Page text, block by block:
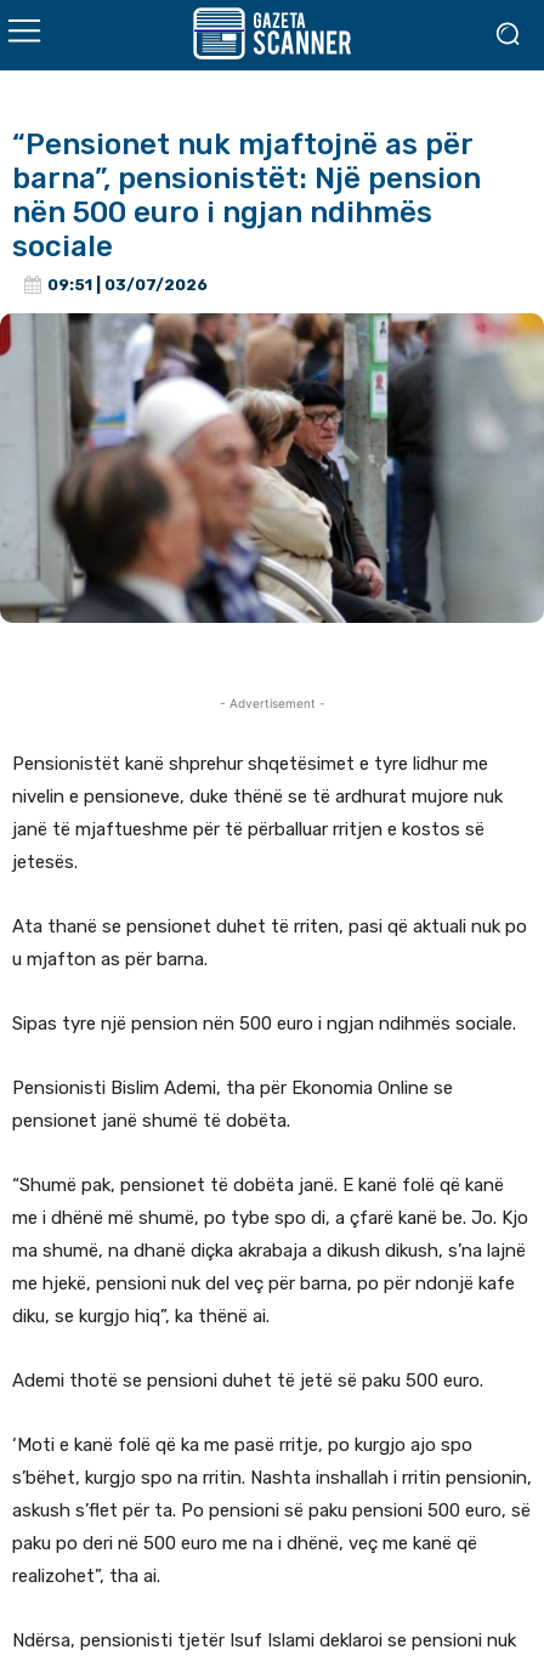
“Pensionet nuk mjaftojnë as për
barna”, pensionistët: Një pension
nën 500 euro i ngjan ndihmës
sociale
09:51 | 03/07/2026
- Advertisement -
Pensionistët kanë shprehur shqetësimet e tyre lidhur me
nivelin e pensioneve, duke thënë se të ardhurat mujore nuk
janë të mjaftueshme për të përballuar rritjen e kostos së
jetesës.
Ata thanë se pensionet duhet të rriten, pasi që aktuali nuk po
u mjafton as për barna.
Sipas tyre një pension nën 500 euro i ngjan ndihmës sociale.
Pensionisti Bislim Ademi, tha për Ekonomia Online se
pensionet janë shumë të dobëta.
“Shumë pak, pensionet të dobëta janë. E kanë folë që kanë
me i dhënë më shumë, po tybe spo di, a çfarë kanë be. Jo. Kjo
ma shumë, na dhanë diçka akrabaja a dikush dikush, s’na lajnë
me hjekë, pensioni nuk del veç për barna, po për ndonjë kafe
diku, se kurgjo hiq”, ka thënë ai.
Ademi thotë se pensioni duhet të jetë së paku 500 euro.
‘Moti e kanë folë që ka me pasë rritje, po kurgjo ajo spo
s’bëhet, kurgjo spo na rritin. Nashta inshallah i rritin pensionin,
askush s’flet për ta. Po pensioni së paku pensioni 500 euro, së
paku po deri në 500 euro me na i dhënë, veç me kanë që
realizohet”, tha ai.
Ndërsa, pensionisti tjetër Isuf Islami deklaroi se pensioni nuk